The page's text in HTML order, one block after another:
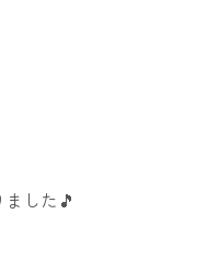
した🎵